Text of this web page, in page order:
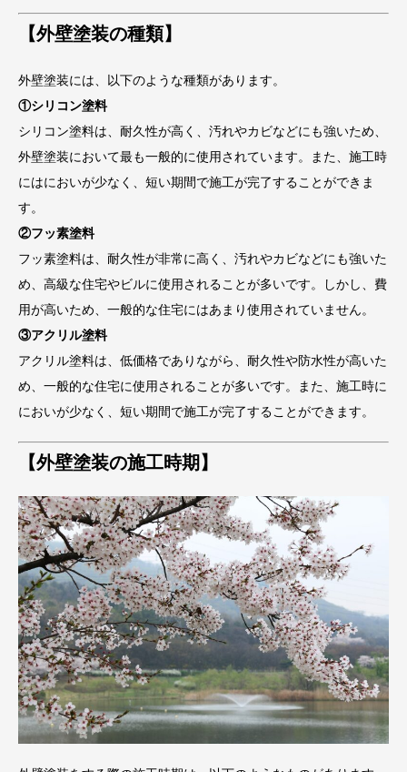
【外壁塗装の種類】
外壁塗装には、以下のような種類があります。
①シリコン塗料
シリコン塗料は、耐久性が高く、汚れやカビなどにも強いため、
外壁塗装において最も一般的に使用されています。また、施工時
にはにおいが少なく、短い期間で施工が完了することができま
す。
②フッ素塗料
フッ素塗料は、耐久性が非常に高く、汚れやカビなどにも強いた
め、高級な住宅やビルに使用されることが多いです。しかし、費
用が高いため、一般的な住宅にはあまり使用されていません。
③アクリル塗料
アクリル塗料は、低価格でありながら、耐久性や防水性が高いた
め、一般的な住宅に使用されることが多いです。また、施工時に
においが少なく、短い期間で施工が完了することができます。
【外壁塗装の施工時期】